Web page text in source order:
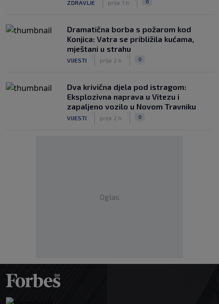
ZDRAVLJE prije 1 h 0
Dramatična borba s požarom kod
Konjica: Vatra se približila kućama,
mještani u strahu
VIJESTI prije 2 h 0
Dva krivična djela pod istragom:
Eksplozivna naprava u Vitezu i
zapaljeno vozilo u Novom Travniku
VIJESTI prije 2 h 0
Oglas